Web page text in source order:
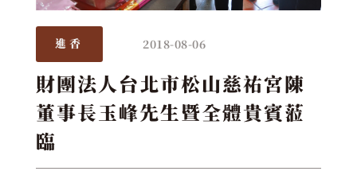
進香 2018-08-06
財團法人台北市松山慈祐宮陳
董事長玉峰先生暨全體貴賓蒞
臨